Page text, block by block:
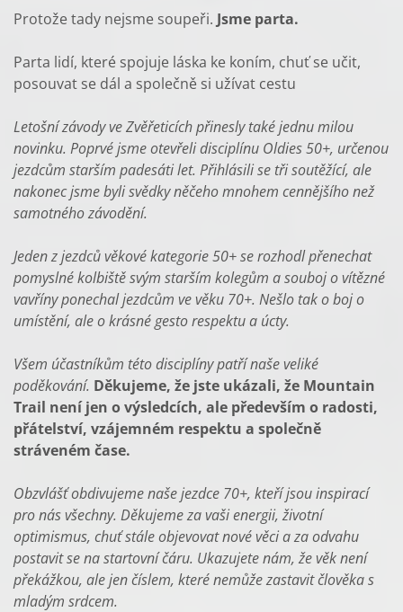
Protože tady nejsme soupeři. Jsme parta.
Parta lidí, které spojuje láska ke koním, chuť se učit,
posouvat se dál a společně si užívat cestu
Letošní závody ve Zvěřeticích přinesly také jednu milou
novinku. Poprvé jsme otevřeli disciplínu Oldies 50+, určenou
jezdcům starším padesáti let. Přihlásili se tři soutěžící, ale
nakonec jsme byli svědky něčeho mnohem cennějšího než
samotného závodění.
Jeden z jezdců věkové kategorie 50+ se rozhodl přenechat
pomyslné kolbiště svým starším kolegům a souboj o vítězné
vavříny ponechal jezdcům ve věku 70+. Nešlo tak o boj o
umístění, ale o krásné gesto respektu a úcty.
Všem účastníkům této disciplíny patří naše veliké
poděkování. Děkujeme, že jste ukázali, že Mountain
Trail není jen o výsledcích, ale především o radosti,
přátelství, vzájemném respektu a společně
stráveném čase.
Obzvlášť obdivujeme naše jezdce 70+, kteří jsou inspirací
pro nás všechny. Děkujeme za vaši energii, životní
optimismus, chuť stále objevovat nové věci a za odvahu
postavit se na startovní čáru. Ukazujete nám, že věk není
překážkou, ale jen číslem, které nemůže zastavit člověka s
mladým srdcem.